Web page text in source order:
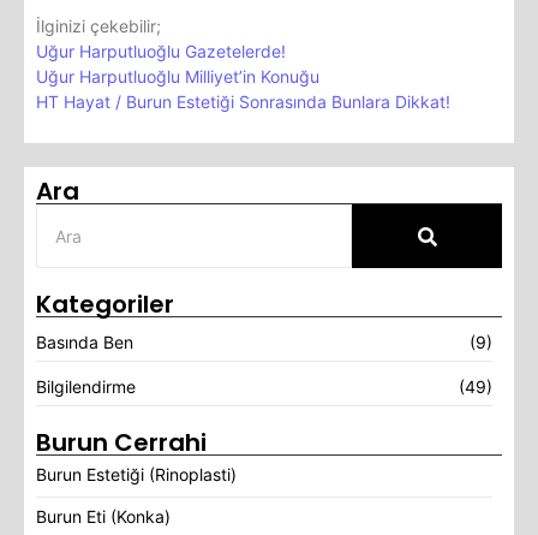
İlginizi çekebilir;
Uğur Harputluoğlu Gazetelerde!
Uğur Harputluoğlu Milliyet’in Konuğu
HT Hayat / Burun Estetiği Sonrasında Bunlara Dikkat!
Ara
Kategoriler
Basında Ben (9)
Bilgilendirme (49)
Burun Cerrahi
Burun Estetiği (Rinoplasti)
Burun Eti (Konka)